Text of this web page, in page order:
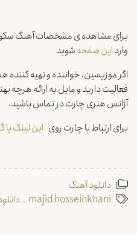
برای مشاهده ی مشخصات آهنگ
وارداین صفحهشوید
اگر موزیسین، خواننده و تهیه کننده
فعالیت دارید و مایل به ارائه هرچه
آژانس هنری چارت در تماس باشید.
برای ارتباط با چارت روی این لینک یا
دانلود آهنگ
majid hosseinkhani